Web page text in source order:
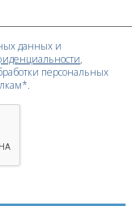
данных и
,
персональных